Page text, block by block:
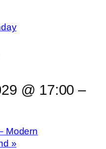
@ 17:00 –
Modern
»